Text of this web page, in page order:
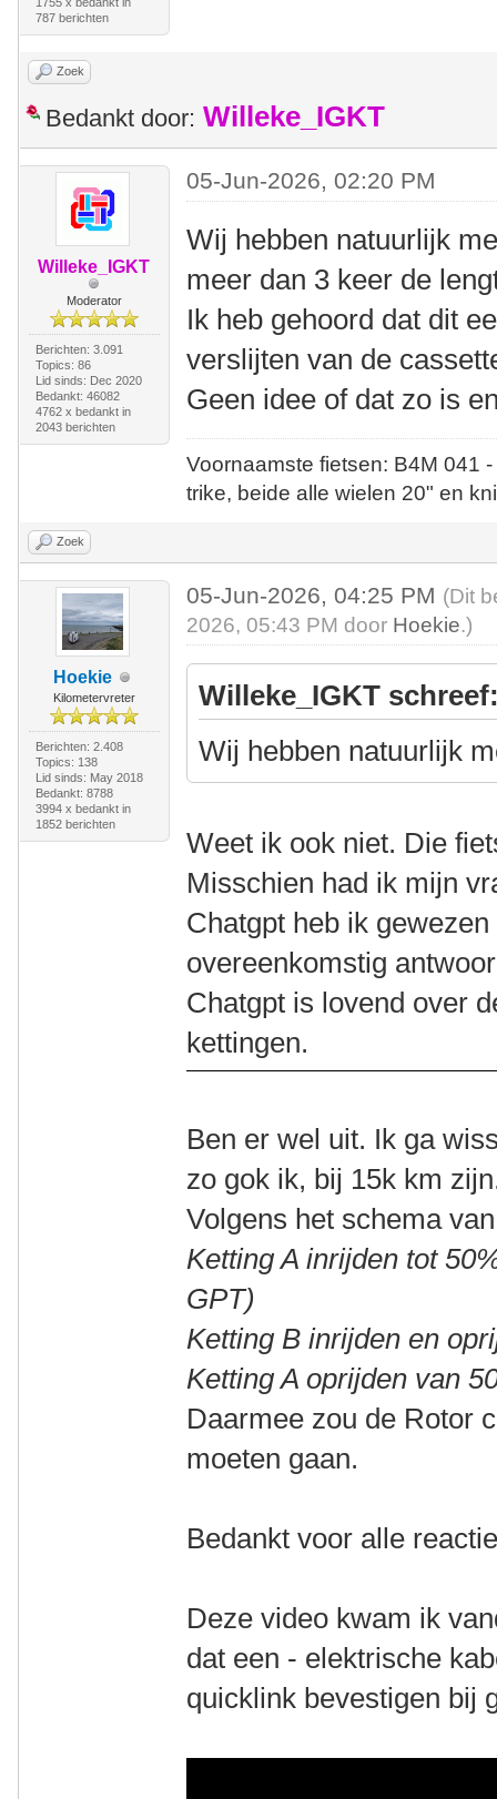
787 berichten
Zoek
Bedankt door: Willeke_IGKT
Willeke_IGKT
Moderator
Berichten: 3.091
Topics: 86
Lid sinds: Dec 2020
Bedankt: 46082
4762 x bedankt in
2043 berichten
05-Jun-2026, 02:20 PM
Wij hebben natuurlijk
meer dan 3 keer de
Ik heb gehoord dat dit
verslijten van de
Geen idee of dat zo is
Voornaamste fietsen: B4M
trike, beide alle wielen 20" en
Zoek
Hoekie
Kilometervreter
Berichten: 2.408
Topics: 138
Lid sinds: May 2018
Bedankt: 8788
3994 x bedankt in
1852 berichten
05-Jun-2026, 04:25 PM (Dit
2026, 05:43 PM door Hoekie.)
Willeke_IGKT
Wij hebben natuurlijk
Weet ik ook niet. Die
Misschien had ik mijn
Chatgpt heb ik
overeenkomstig
Chatgpt is lovend over
kettingen.
Ben er wel uit. Ik ga
zo gok ik, bij 15k km
Volgens het schema
Ketting A inrijden tot
GPT)
Ketting B inrijden en
Ketting A oprijden van
Daarmee zou de Rotor
moeten gaan.
Bedankt voor alle
Deze video kwam ik
dat een - elektrische
quicklink bevestigen bij